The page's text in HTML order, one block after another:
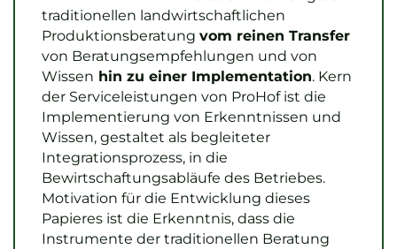
traditionellen landwirtschaftlichen
Produktionsberatung vom reinen Transfer
von Beratungsempfehlungen und von
Wissen hin zu einer Implementation. Kern
der Serviceleistungen von ProHof ist die
Implementierung von Erkenntnissen und
Wissen, gestaltet als begleiteter
Integrationsprozess, in die
Bewirtschaftungsabläufe des Betriebes.
Motivation für die Entwicklung dieses
Papieres ist die Erkenntnis, dass die
Instrumente der traditionellen Beratung